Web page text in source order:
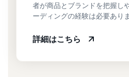
者が商品とブランドを把握し
ーディングの経験は必要あり
詳細はこちら